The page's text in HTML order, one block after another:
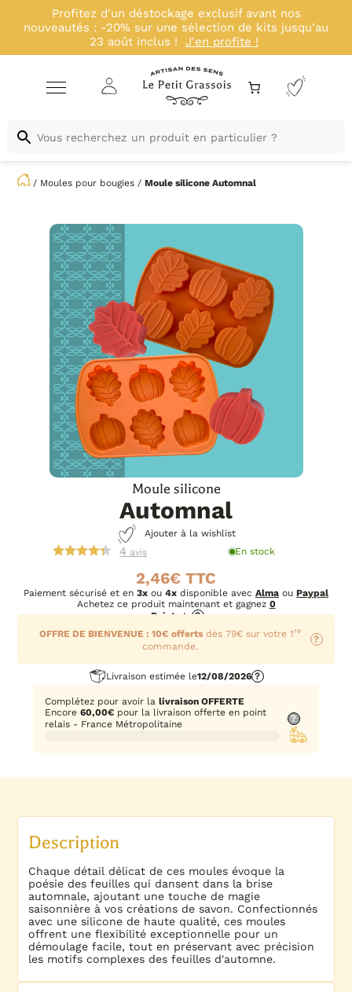
Profitez d'un déstockage exclusif avant nos
nouveautés : -20% sur une sélection de kits jusqu'au
23 août inclus !
J'en profite !
/ Moules pour bougies /Moule siliconeAutomnal
Moule silicone
Automnal
Ajouter à la wishlist
4 avis En stock
2,46€
Paiement sécurisé et en 3x ou 4x disponible avec Alma ou Paypal
Achetez ce produit maintenant et gagnez 0
Points! ?
Livraison estimée le12/08/2026 ?
Complétez pour avoir lalivraison OFFERTE
Encore60,00€ pour la livraison offerte en point
relais - France Métropolitaine
?
OFFRE DE BIENVENUE : 10€ offertsdès 79€ sur votre 1 re
commande.
?
Description
Chaque détail délicat de ces moules évoque la
poésie des feuilles qui dansent dans la brise
automnale, ajoutant une touche de magie
saisonnière à vos créations de savon. Confectionnés
avec une silicone de haute qualité, ces moules
offrent une flexibilité exceptionnelle pour un
démoulage facile, tout en préservant avec précision
les motifs complexes des feuilles d'automne.